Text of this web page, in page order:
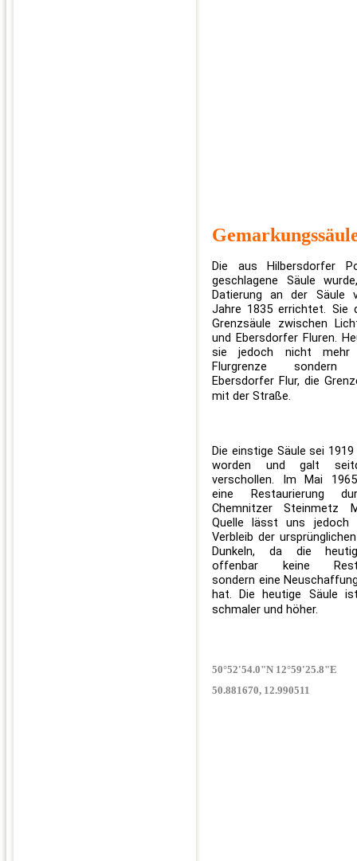
Die aus Hilbersdorfer
geschlagene Säule
Datierung an der Säule
Jahre 1835 errichtet. Sie
Grenzsäule zwischen
und Ebersdorfer Fluren.
sie jedoch nicht
Flurgrenze sondern
Ebersdorfer Flur, die
mit der Straße.
Die einstige Säule sei
worden und galt
verschollen. Im Mai
eine Restaurierung
Chemnitzer Steinmetz
Quelle lässt uns jedoch
Verbleib der
Dunkeln, da die
offenbar keine
sondern eine
hat. Die heutige Säule
schmaler und höher.
50°52'54.0"N 12°59'25.8"E
50.881670, 12.990511